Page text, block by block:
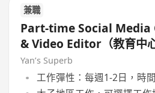
兼職
Part-time Social
& Video Editor（教育中心
Yan’s Superb
工作彈性：每週1-2日，時